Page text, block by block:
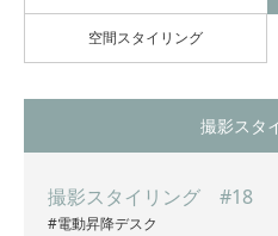
空間スタイリング
撮影スタ
撮影スタイリング #18
#電動昇降デスク